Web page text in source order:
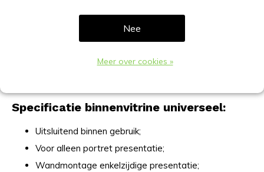
uitgevoerd in aluminium.
Specificatie binnenvitrine universeel:
Uitsluitend binnen gebruik;
Voor alleen portret presentatie;
Wandmontage enkelzijdige presentatie;
Nee
Meer over cookies »